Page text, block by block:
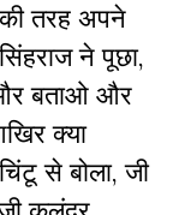
तरह अपने
ने पूछा,
बताओ और
क्या
से बोला, जी